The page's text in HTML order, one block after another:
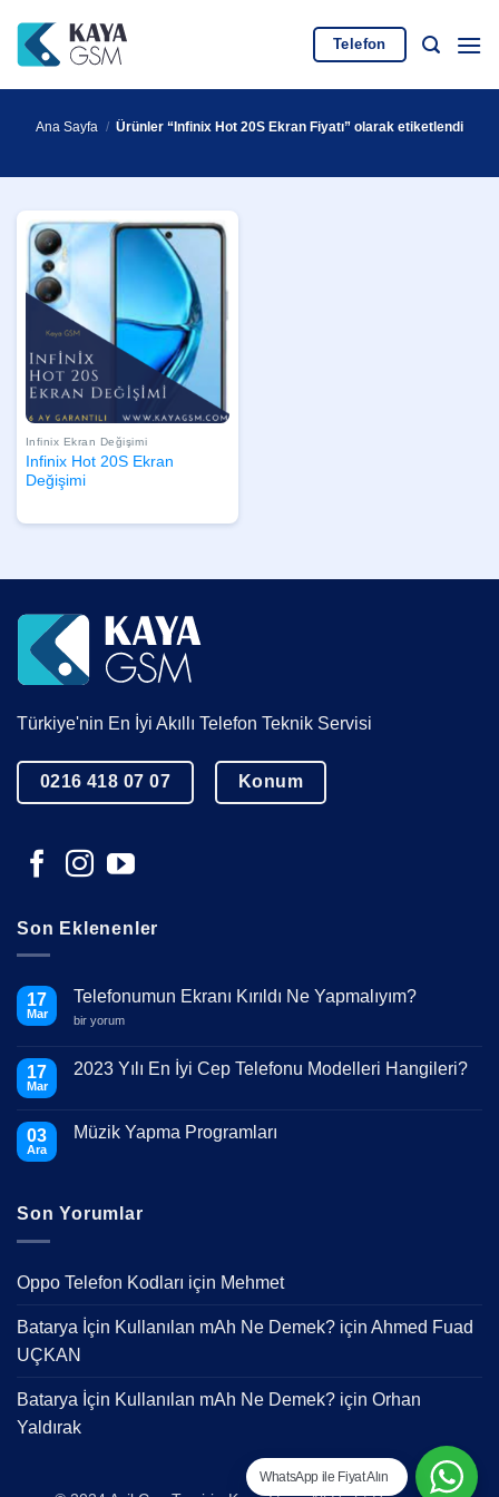
atla
Telefon
Ana Sayfa / Ürünler “Infinix Hot 20S Ekran Fiyatı” olarak etiketlendi
Infinix Ekran Değişimi
Infinix Hot 20S Ekran
Değişimi
Türkiye'nin En İyi Akıllı Telefon Teknik Servisi
0216 418 07 07 Konum
Son Eklenenler
17
Mar
Telefonumun Ekranı Kırıldı Ne Yapmalıyım?
Telefonumun
Ne
Yapmalıyım?
bir yorum
17
Mar
2023 Yılı En İyi Cep Telefonu Modelleri Hangileri?
Yılı
Modelleri
Hangileri?
03
Ara
Müzik Yapma Programları
Programları
Son Yorumlar
Oppo Telefon Kodları için Mehmet
Batarya İçin Kullanılan mAh Ne Demek? için Ahmed Fuad
UÇKAN
Batarya İçin Kullanılan mAh Ne Demek? için Orhan
Yaldırak
WhatsApp ile Fiyat Alın